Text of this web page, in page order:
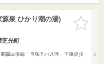
お気に入
りに追加
泉 ひかり潮の湯)
芝光町
陽白浜線「長塚下バス停」下車徒歩